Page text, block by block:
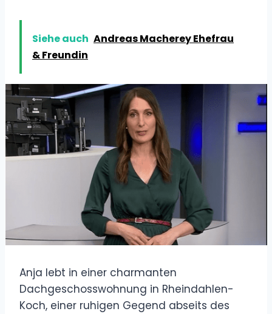
Siehe auch Andreas Macherey Ehefrau
& Freundin
Anja lebt in einer charmanten
Dachgeschosswohnung in Rheindahlen-
Koch, einer ruhigen Gegend abseits des